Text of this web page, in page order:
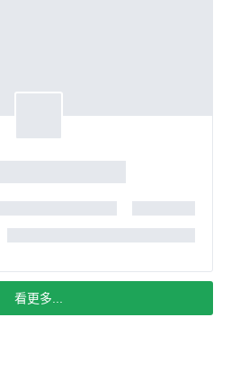
看更多...